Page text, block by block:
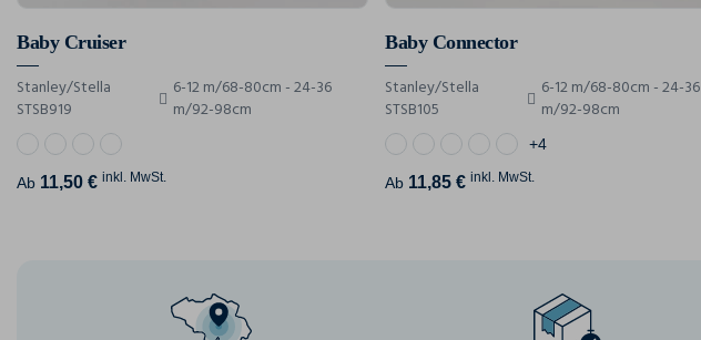
Baby Cruiser
Stanley/Stella
STSB919
6-12 m/68-80cm - 24-36
m/92-98cm
Ab 11,50 € inkl. MwSt.
Baby Connector
Stanley/Stella
STSB105
6-12 m/68-80cm - 24-36
m/92-98cm
+4
Ab 11,85 € inkl. MwSt.